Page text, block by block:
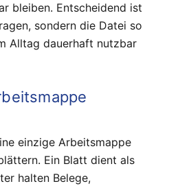
bleiben. Entscheidend ist
sondern die Datei so
Alltag dauerhaft nutzbar
einzige Arbeitsmappe
Ein Blatt dient als
halten Belege,